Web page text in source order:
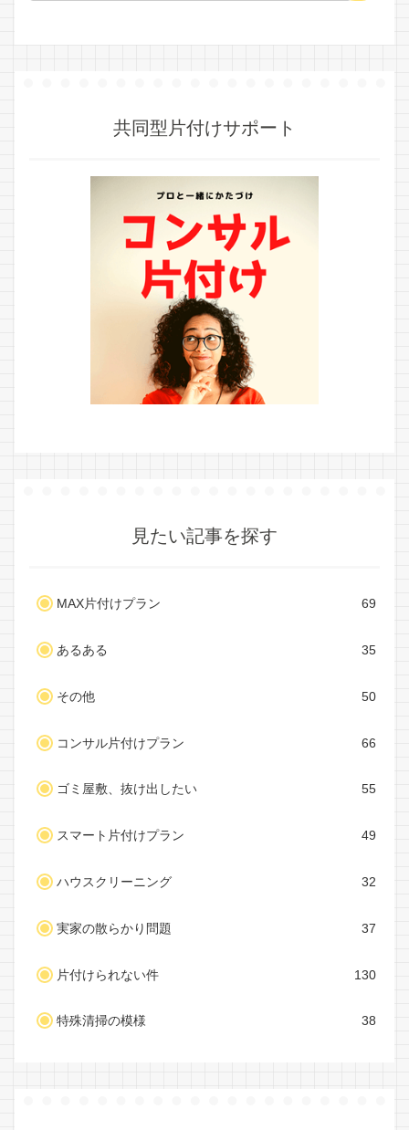
共同型片付けサポート
見たい記事を探す
MAX片付けプラン 69
あるある 35
その他 50
コンサル片付けプラン 66
ゴミ屋敷、抜け出したい 55
スマート片付けプラン 49
ハウスクリーニング 32
実家の散らかり問題 37
片付けられない件 130
特殊清掃の模様 38